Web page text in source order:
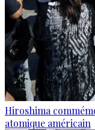
Hiroshima
atomique américain